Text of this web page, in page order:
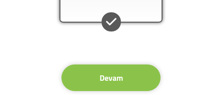
Devam